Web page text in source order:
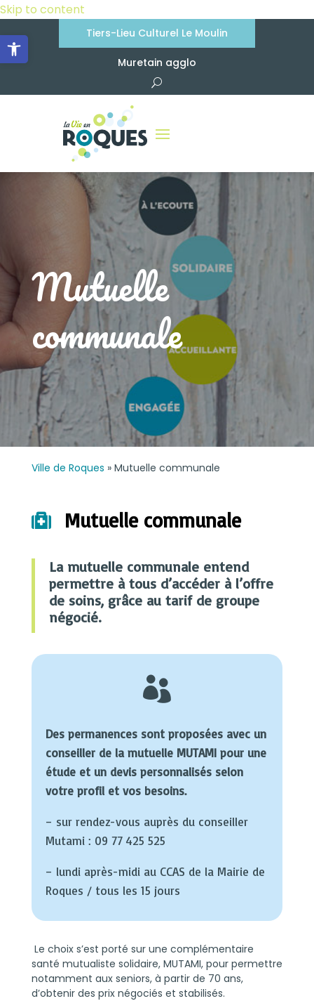
Skip to content
Ouvrir la barre d’outils Tiers-Lieu Culturel Le Moulin
Muretain agglo
Mutuelle
communale
Ville de Roques » Mutuelle communale
 Mutuelle communale
La mutuelle communale entend
permettre à tous d’accéder à l’offre
de soins, grâce au tarif de groupe
négocié.

Des permanences sont proposées avec un
conseiller de la mutuelle MUTAMI pour une
étude et un devis personnalisés selon
votre profil et vos besoins.
– sur rendez-vous auprès du conseiller
Mutami : 09 77 425 525
– lundi après-midi au CCAS de la Mairie de
Roques / tous les 15 jours
Le choix s’est porté sur une complémentaire
santé mutualiste solidaire, MUTAMI, pour permettre
notamment aux seniors, à partir de 70 ans,
d’obtenir des prix négociés et stabilisés.